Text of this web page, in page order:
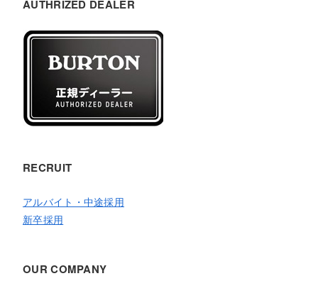
AUTHRIZED DEALER
RECRUIT
アルバイト・中途採用
新卒採用
OUR COMPANY